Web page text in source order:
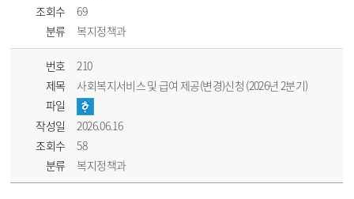
조회수
69
분류
복지정책과
번호
210
제목
사회복지서비스 및 급여 제공(변경)신청 (2026년 2분기)
파일
작성일
2026.06.16
조회수
58
분류
복지정책과